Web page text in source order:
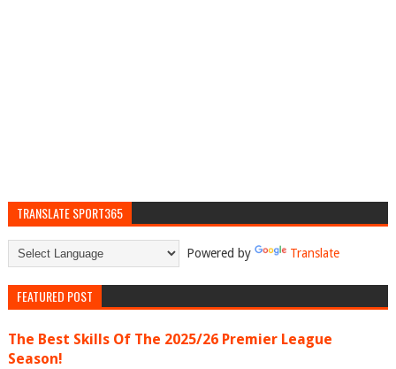
TRANSLATE SPORT365
Powered by Translate
FEATURED POST
The Best Skills Of The 2025/26 Premier League
Season!